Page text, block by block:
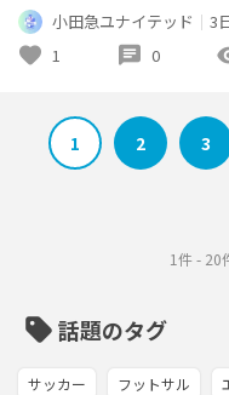
アメ
い
で
小田急ユナイテッド ｜ 3
favorite 1 chat 0
1 2 3
1件 - 20
sell話題のタグ
サッカー フットサル